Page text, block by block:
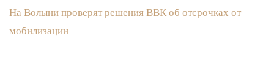
На Волыни проверят решения ВВК об отсрочках от
мобилизации